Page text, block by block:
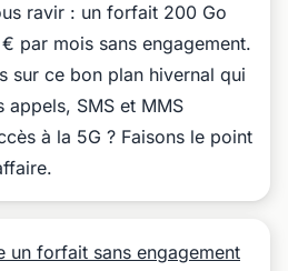
ravir : un forfait 200 Go
par mois sans engagement.
sur ce bon plan hivernal qui
appels, SMS et MMS
à la 5G ? Faisons le point
un forfait sans engagement